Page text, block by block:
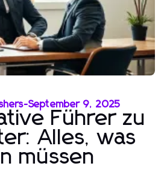
-September 9, 2025
Führer zu
Alles, was
müssen